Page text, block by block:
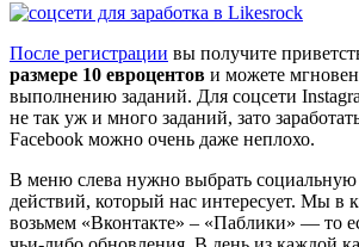
После регистрации вы получите
размере 10 евроцентов и можете
выполнению заданий. Для соцсети
не так уж и много заданий, зато
Facebook можно очень даже неплохо.
В меню слева нужно выбрать социальную
действий, который нас интересует. Мы в
возьмем «Вконтакте» – «Паблики» — то